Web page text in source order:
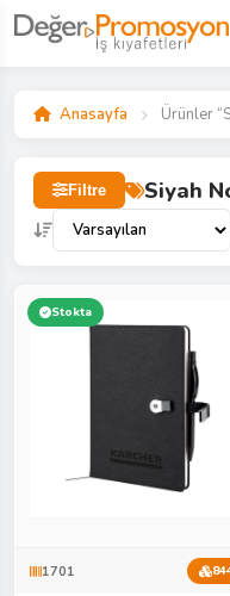
Anasayfa Ürünler
Filtre Siyah
Stokta
1701